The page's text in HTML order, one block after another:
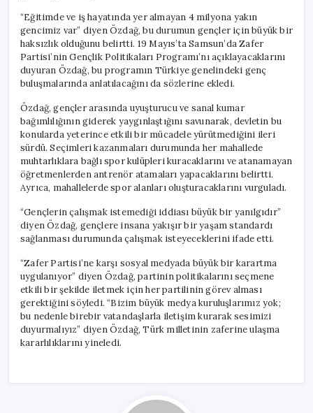
“Eğitimde ve iş hayatında yer almayan 4 milyona yakın
gencimiz var” diyen Özdağ, bu durumun gençler için büyük bir
haksızlık olduğunu belirtti. 19 Mayıs’ta Samsun’da Zafer
Partisi’nin Gençlik Politikaları Programı’nı açıklayacaklarını
duyuran Özdağ, bu programın Türkiye genelindeki genç
buluşmalarında anlatılacağını da sözlerine ekledi.
Özdağ, gençler arasında uyuşturucu ve sanal kumar
bağımlılığının giderek yaygınlaştığını savunarak, devletin bu
konularda yeterince etkili bir mücadele yürütmediğini ileri
sürdü. Seçimleri kazanmaları durumunda her mahallede
muhtarlıklara bağlı spor kulüpleri kuracaklarını ve atanamayan
öğretmenlerden antrenör atamaları yapacaklarını belirtti.
Ayrıca, mahallelerde spor alanları oluşturacaklarını vurguladı.
“Gençlerin çalışmak istemediği iddiası büyük bir yanılgıdır”
diyen Özdağ, gençlere insana yakışır bir yaşam standardı
sağlanması durumunda çalışmak isteyeceklerini ifade etti.
“Zafer Partisi’ne karşı sosyal medyada büyük bir karartma
uygulanıyor” diyen Özdağ, partinin politikalarını seçmene
etkili bir şekilde iletmek için her partilinin görev alması
gerektiğini söyledi. “Bizim büyük medya kuruluşlarımız yok;
bu nedenle birebir vatandaşlarla iletişim kurarak sesimizi
duyurmalıyız” diyen Özdağ, Türk milletinin zaferine ulaşma
kararlılıklarını yineledi.